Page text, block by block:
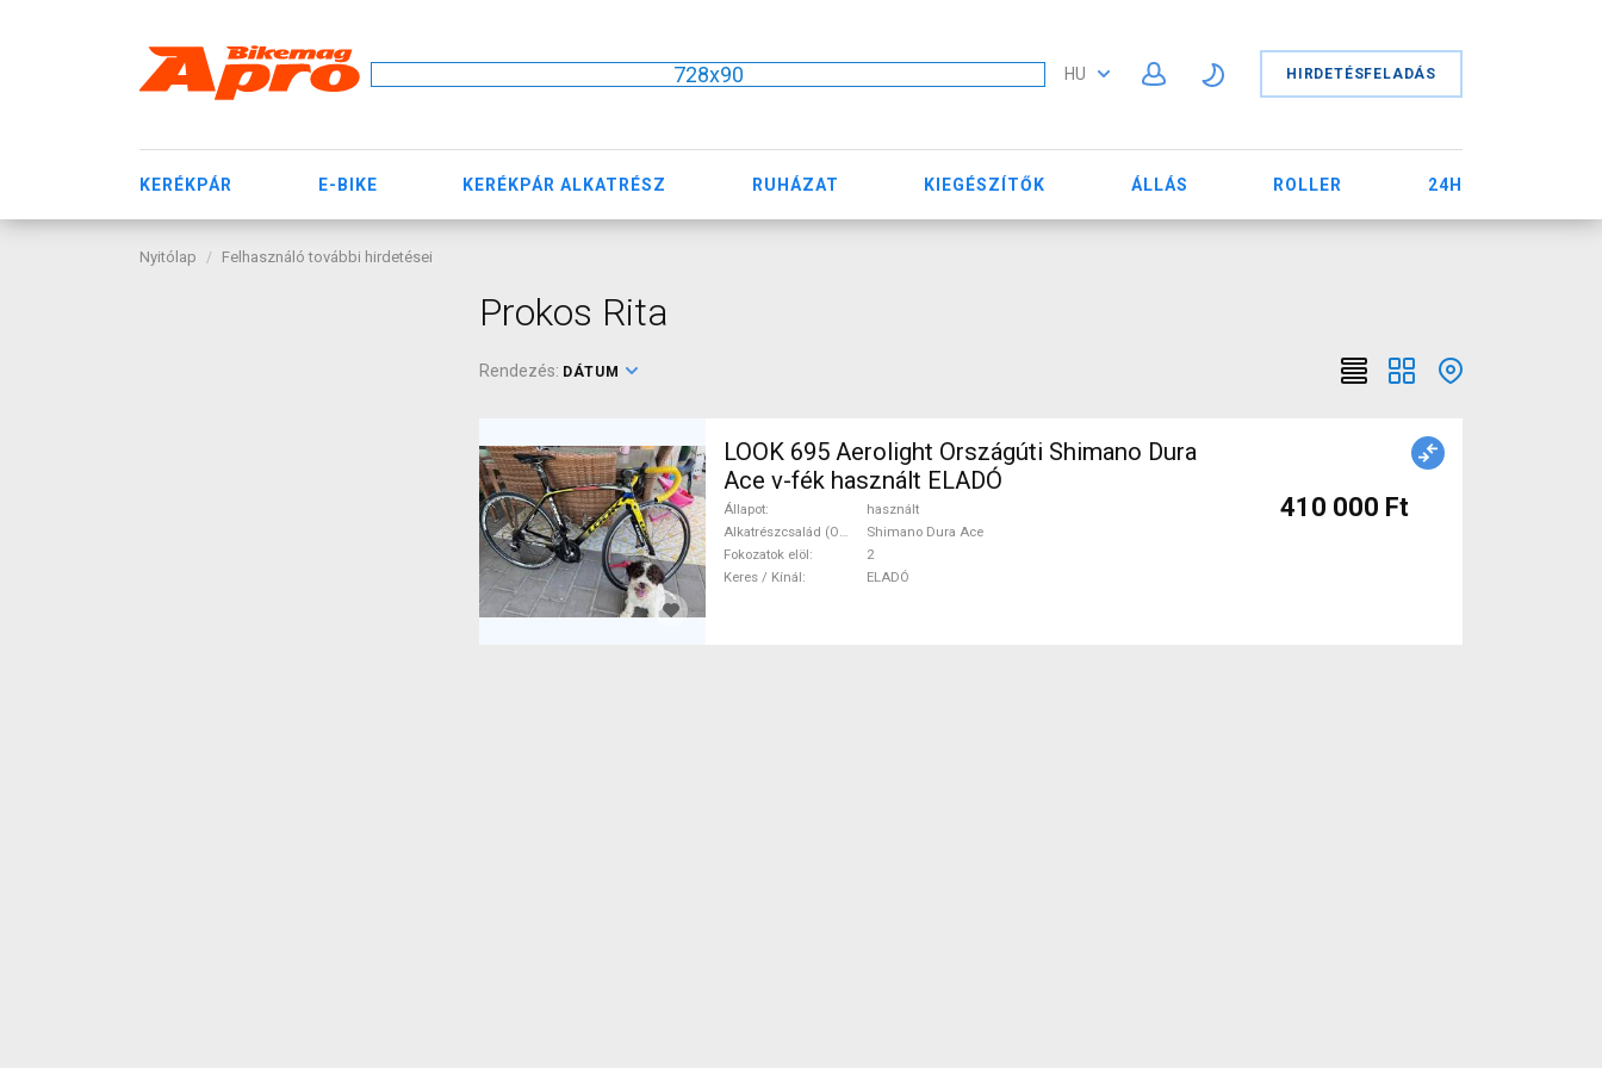
728x90 HU HIRDETÉSFELADÁS
KERÉKPÁR E-BIKE KERÉKPÁR ALKATRÉSZ RUHÁZAT KIEGÉSZÍTŐK ÁLLÁS ROLLER 24H
Nyitólap Felhasználó további hirdetései
Prokos Rita
Rendezés: DÁTUM
LOOK 695 Aerolight Országúti Shimano Dura
Ace v-fék használt ELADÓ
Állapot
használt
Alkatrészcsalád (Outi)
Shimano Dura Ace
Fokozatok elöl
2
Keres / Kínál
ELADÓ
410 000 Ft